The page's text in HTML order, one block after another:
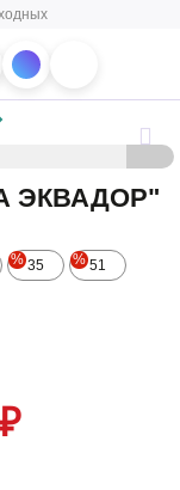
ЭКВАДОР"
% 35 % 51